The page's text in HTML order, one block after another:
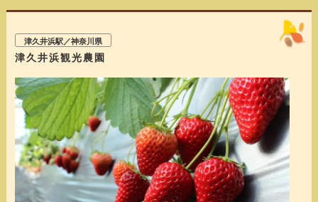
時期：10月下旬～12月下旬
津久井浜駅／神奈川県
津久井浜観光農園